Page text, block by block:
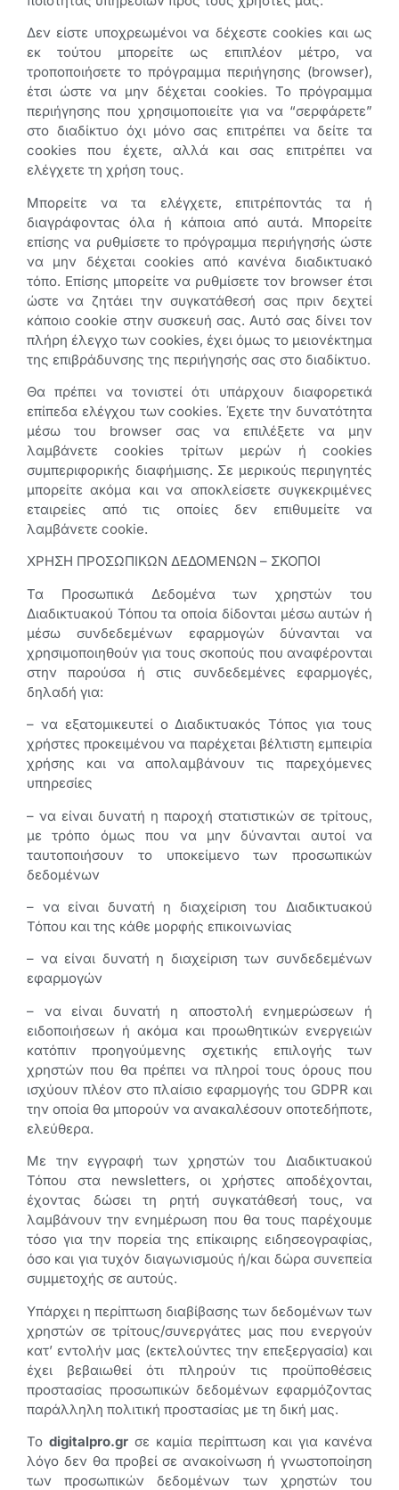
Δεν είστε υποχρεωμένοι να δέχεστε cookies και ως
εκ τούτου μπορείτε ως επιπλέον μέτρο, να
τροποποιήσετε το πρόγραμμα περιήγησης (browser),
έτσι ώστε να μην δέχεται cookies. Το πρόγραμμα
περιήγησης που χρησιμοποιείτε για να “σερφάρετε”
στο διαδίκτυο όχι μόνο σας επιτρέπει να δείτε τα
cookies που έχετε, αλλά και σας επιτρέπει να
ελέγχετε τη χρήση τους.
Μπορείτε να τα ελέγχετε, επιτρέποντάς τα ή
διαγράφοντας όλα ή κάποια από αυτά. Μπορείτε
επίσης να ρυθμίσετε το πρόγραμμα περιήγησής ώστε
να μην δέχεται cookies από κανένα διαδικτυακό
τόπο. Επίσης μπορείτε να ρυθμίσετε τον browser έτσι
ώστε να ζητάει την συγκατάθεσή σας πριν δεχτεί
κάποιο cookie στην συσκευή σας. Αυτό σας δίνει τον
πλήρη έλεγχο των cookies, έχει όμως το μειονέκτημα
της επιβράδυνσης της περιήγησής σας στο διαδίκτυο.
Θα πρέπει να τονιστεί ότι υπάρχουν διαφορετικά
επίπεδα ελέγχου των cookies. Έχετε την δυνατότητα
μέσω του browser σας να επιλέξετε να μην
λαμβάνετε cookies τρίτων μερών ή cookies
συμπεριφορικής διαφήμισης. Σε μερικούς περιηγητές
μπορείτε ακόμα και να αποκλείσετε συγκεκριμένες
εταιρείες από τις οποίες δεν επιθυμείτε να
λαμβάνετε cookie.
ΧΡΗΣΗ ΠΡΟΣΩΠΙΚΩΝ ΔΕΔΟΜΕΝΩΝ – ΣΚΟΠΟΙ
Τα Προσωπικά Δεδομένα των χρηστών του
Διαδικτυακού Τόπου τα οποία δίδονται μέσω αυτών ή
μέσω συνδεδεμένων εφαρμογών δύνανται να
χρησιμοποιηθούν για τους σκοπούς που αναφέρονται
στην παρούσα ή στις συνδεδεμένες εφαρμογές,
δηλαδή για:
– να εξατομικευτεί ο Διαδικτυακός Τόπος για τους
χρήστες προκειμένου να παρέχεται βέλτιστη εμπειρία
χρήσης και να απολαμβάνουν τις παρεχόμενες
υπηρεσίες
– να είναι δυνατή η παροχή στατιστικών σε τρίτους,
με τρόπο όμως που να μην δύνανται αυτοί να
ταυτοποιήσουν το υποκείμενο των προσωπικών
δεδομένων
– να είναι δυνατή η διαχείριση του Διαδικτυακού
Τόπου και της κάθε μορφής επικοινωνίας
– να είναι δυνατή η διαχείριση των συνδεδεμένων
εφαρμογών
– να είναι δυνατή η αποστολή ενημερώσεων ή
ειδοποιήσεων ή ακόμα και προωθητικών ενεργειών
κατόπιν προηγούμενης σχετικής επιλογής των
χρηστών που θα πρέπει να πληροί τους όρους που
ισχύουν πλέον στο πλαίσιο εφαρμογής του GDPR και
την οποία θα μπορούν να ανακαλέσουν οποτεδήποτε,
ελεύθερα.
Με την εγγραφή των χρηστών του Διαδικτυακού
Τόπου στα newsletters, οι χρήστες αποδέχονται,
έχοντας δώσει τη ρητή συγκατάθεσή τους, να
λαμβάνουν την ενημέρωση που θα τους παρέχουμε
τόσο για την πορεία της επίκαιρης ειδησεογραφίας,
όσο και για τυχόν διαγωνισμούς ή/και δώρα συνεπεία
συμμετοχής σε αυτούς.
Υπάρχει η περίπτωση διαβίβασης των δεδομένων των
χρηστών σε τρίτους/συνεργάτες μας που ενεργούν
κατ’ εντολήν μας (εκτελούντες την επεξεργασία) και
έχει βεβαιωθεί ότι πληρούν τις προϋποθέσεις
προστασίας προσωπικών δεδομένων εφαρμόζοντας
παράλληλη πολιτική προστασίας με τη δική μας.
Το digitalpro.gr σε καμία περίπτωση και για κανένα
λόγο δεν θα προβεί σε ανακοίνωση ή γνωστοποίηση
των προσωπικών δεδομένων των χρηστών του